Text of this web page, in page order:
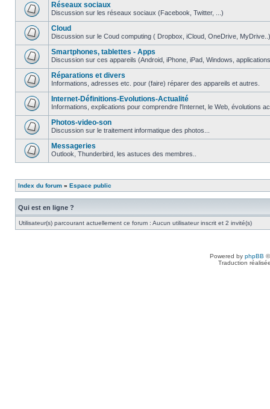
Réseaux sociaux
Discussion sur les réseaux sociaux (Facebook, Twitter, ...)
Cloud
Discussion sur le Coud computing ( Dropbox, iCloud, OneDrive, MyDrive..)
Smartphones, tablettes - Apps
Discussion sur ces appareils (Android, iPhone, iPad, Windows,
Réparations et divers
Informations, adresses etc. pour (faire) réparer des appareils et autres.
Internet-Définitions-Evolutions-Actualité
Informations, explications pour comprendre l'Internet, le Web, évolutions
Photos-video-son
Discussion sur le traitement informatique des photos...
Messageries
Outlook, Thunderbird, les astuces des membres..
Index du forum » Espace public
Qui est en ligne ?
Utilisateur(s) parcourant actuellement ce forum : Aucun utilisateur inscrit et 2 invité(s)
Powered by phpBB
Traduction